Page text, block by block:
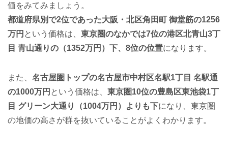
価をみてみましょう。
都道府県別で2位であった大阪・北区角田町 御堂筋の1256
万円 という価格は、 東京圏のなかでは7位の港区北青山3丁
目 青山通りの（1352万円）下、8位の位置になります。
また、 名古屋圏トップの名古屋市中村区名駅1丁目 名駅通
の1000万円 という価格は、 東京圏10位の豊島区東池袋1丁
目 グリーン大通り（1004万円）よりも下になり、東京圏
の地価の高さが群を抜いていることがよくわかります。